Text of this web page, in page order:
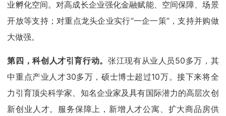
业孵化空间。对高成长企业强化金融赋能、空间保障、场景
开放等支持；对重点龙头企业实行“一企一策”，支持并购做
大做强。
第四，科创人才引育行动。 张江现有从业人员50多万，其
中重点产业人才30多万，硕士博士超过10万。接下来将全
力引育顶尖科学家、知名企业家及具有国际潜力的高层次创
新创业人才。服务保障上，新增人才公寓、扩大商品房供